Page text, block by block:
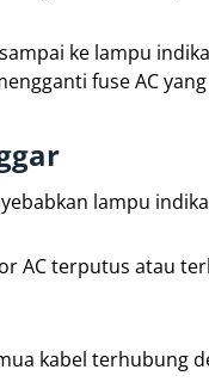
ke lampu
fuse AC
lampu
AC terputus atau
kabel terhubung